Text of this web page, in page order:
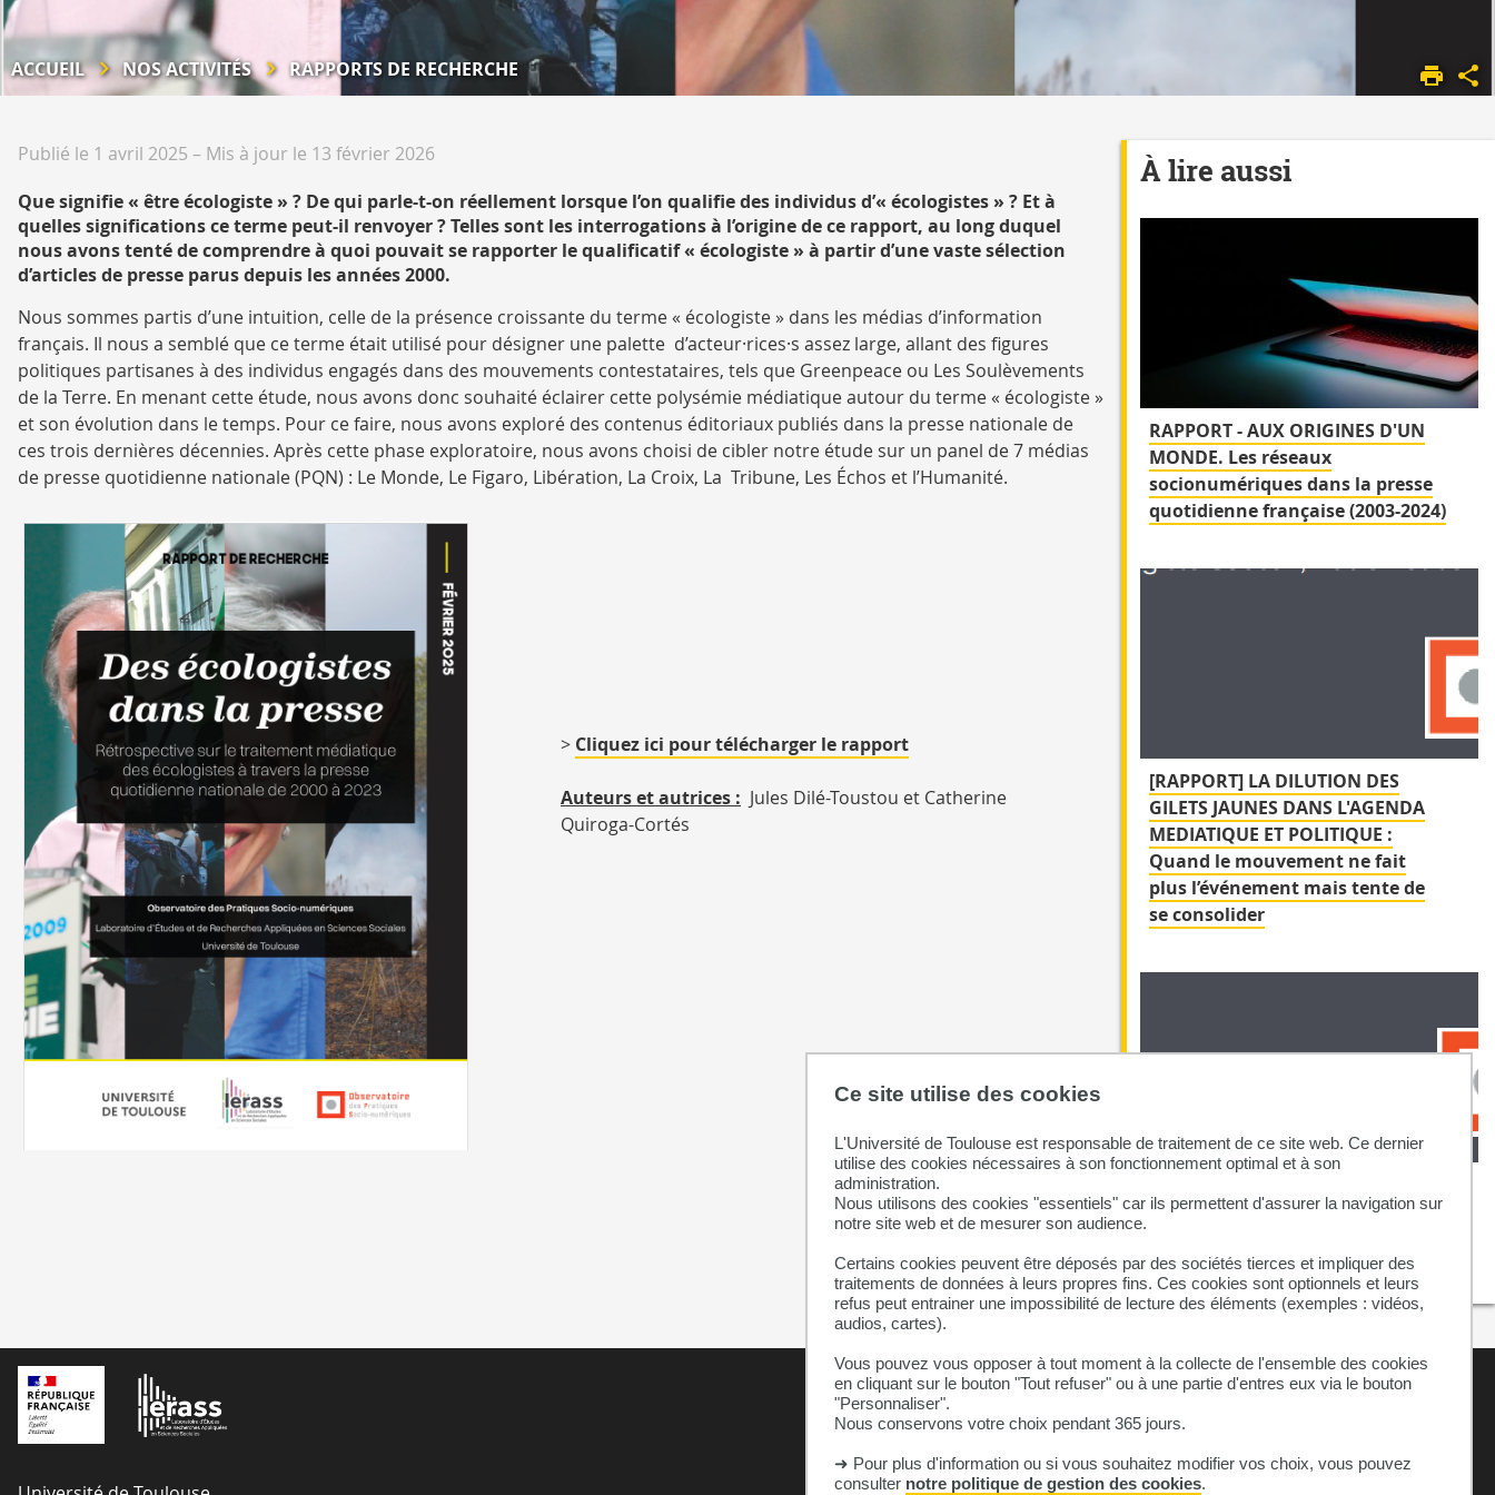
Ce site utilise des cookies
L'Université de Toulouse est responsable de traitement de ce site web. Ce dernier
utilise des cookies nécessaires à son fonctionnement optimal et à son
administration.
Nous utilisons des cookies "essentiels" car ils permettent d'assurer la navigation sur
notre site web et de mesurer son audience.
Certains cookies peuvent être déposés par des sociétés tierces et impliquer des
traitements de données à leurs propres fins. Ces cookies sont optionnels et leurs
refus peut entrainer une impossibilité de lecture des éléments (exemples : vidéos,
audios, cartes).
Vous pouvez vous opposer à tout moment à la collecte de l'ensemble des cookies
en cliquant sur le bouton "Tout refuser" ou à une partie d'entres eux via le bouton
"Personnaliser".
Nous conservons votre choix pendant 365 jours.
➜ Pour plus d'information ou si vous souhaitez modifier vos choix, vous pouvez
consulter notre politique de gestion des cookies.
ACCUEIL NOS ACTIVITÉS RAPPORTS DE RECHERCHE
Publié le 1 avril 2025 – Mis à jour le 13 février 2026
Que signifie « être écologiste » ? De qui parle-t-on réellement lorsque l’on qualifie des individus d’« écologistes » ? Et à
quelles significations ce terme peut-il renvoyer ? Telles sont les interrogations à l’origine de ce rapport, au long duquel
nous avons tenté de comprendre à quoi pouvait se rapporter le qualificatif « écologiste » à partir d’une vaste sélection
d’articles de presse parus depuis les années 2000.
Nous sommes partis d’une intuition, celle de la présence croissante du terme « écologiste » dans les médias d’information
français. Il nous a semblé que ce terme était utilisé pour désigner une palette d’acteur·rices·s assez large, allant des figures
politiques partisanes à des individus engagés dans des mouvements contestataires, tels que Greenpeace ou Les Soulèvements
de la Terre. En menant cette étude, nous avons donc souhaité éclairer cette polysémie médiatique autour du terme « écologiste »
et son évolution dans le temps. Pour ce faire, nous avons exploré des contenus éditoriaux publiés dans la presse nationale de
ces trois dernières décennies. Après cette phase exploratoire, nous avons choisi de cibler notre étude sur un panel de 7 médias
de presse quotidienne nationale (PQN) : Le Monde, Le Figaro, Libération, La Croix, La Tribune, Les Échos et l’Humanité.
> Cliquez ici pour télécharger le rapport
Auteurs et autrices : Jules Dilé-Toustou et Catherine
Quiroga-Cortés
À lire aussi
RAPPORT - AUX ORIGINES D'UN
MONDE. Les réseaux
socionumériques dans la presse
quotidienne française (2003-2024)
[RAPPORT] LA DILUTION DES
GILETS JAUNES DANS L'AGENDA
MEDIATIQUE ET POLITIQUE :
Quand le mouvement ne fait
plus l’événement mais tente de
se consolider
font une place dans les médias et